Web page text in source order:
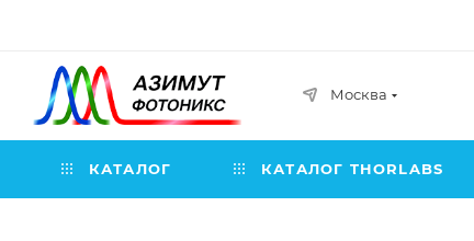
Москва
КАТАЛОГ КАТАЛОГ THORLABS